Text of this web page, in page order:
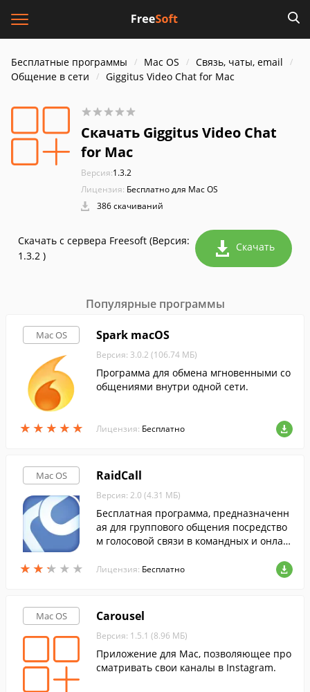
Бесплатные программы Mac OS
Связь, чаты, email
Общение в сети
Giggitus Video Chat for Mac
Скачать Giggitus Video Chat
for Mac
Версия:1.3.2
Лицензия: Бесплатно для Mac OS
386 скачиваний
Скачать с сервера Freesoft (Версия:
1.3.2 )
Скачать
Популярные программы
Mac OS
★ ★ ★ ★ ★
★ ★ ★ ★ ★
Spark macOS
Версия: 3.0.2 (106.74 МБ)
Программа для обмена мгновенными со
общениями внутри одной сети.
Лицензия: Бесплатно
Mac OS
★ ★ ★ ★ ★
★ ★ ★ ★ ★
RaidCall
Версия: 2.0 (4.31 МБ)
Бесплатная программа, предназначенн
ая для группового общения посредство
м голосовой связи в командных и онлай
Лицензия: Бесплатно
Mac OS Carousel
Версия: 1.5.1 (8.96 МБ)
Приложение для Mac, позволяющее про
сматривать свои каналы в Instagram.